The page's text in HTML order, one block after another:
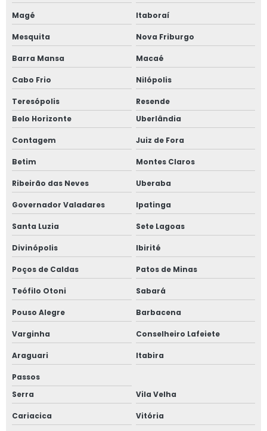
Nitreto de boro hexagonal
Nitreto de silício
Peças em grafite
Rotor grafite
Silicato de cálcio comprar
Tinta para fundição
Tinta refratária para fundição
Material refratário para fundição
Magé Itaboraí
Mesquita Nova Friburgo
Barra Mansa Macaé
Cabo Frio Nilópolis
Teresópolis
Resende
Belo Horizonte
Uberlândia
Contagem Juiz de Fora
Betim Montes Claros
Ribeirão das Neves Uberaba
Governador Valadares Ipatinga
Santa Luzia Sete Lagoas
Divinópolis Ibirité
Poços de Caldas Patos de Minas
Teófilo Otoni Sabará
Pouso Alegre Barbacena
Varginha Conselheiro Lafeiete
Araguari Itabira
Passos
Serra
Vila Velha
Cariacica Vitória